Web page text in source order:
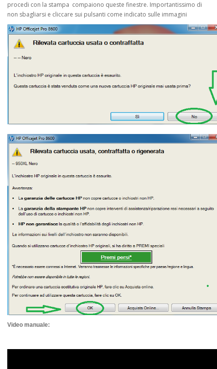
procedi con la stampa compaiono queste finestre. Importantissimo di
non sbagliarsi e cliccare sui pulsanti come indicato sulle immagini
Video manuale: